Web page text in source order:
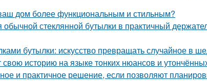
дом более функциональным и стильным?
стеклянной бутылки в практичный
бутылки: искусство превращать случайное в
историю на языке тонких нюансов и
и практичное решение, если позволяют